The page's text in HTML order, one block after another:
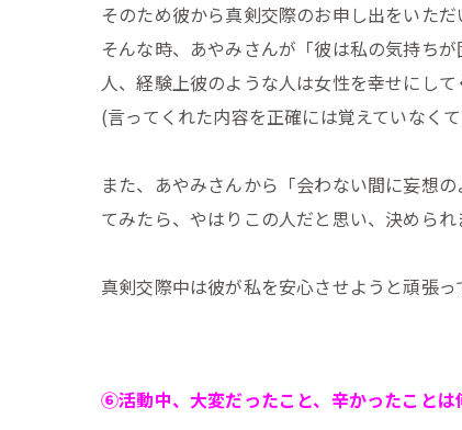
そのため彼から真剣交際のお申し出をいた
そんな時、あやみさんが「彼は私の気持ち
人、経験上彼のような人は女性を幸せにし
(言ってくれた内容を正確には覚えていなく
また、あやみさんから「会わない間に妄想
てみたら、やはりこの人だと思い、決められ
真剣交際中は彼が私を安心させようと頑張
⑥活動中、大変だったこと、辛かったことは